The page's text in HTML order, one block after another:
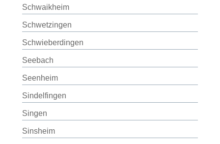
Schwaikheim
Schwetzingen
Schwieberdingen
Seebach
Seenheim
Sindelfingen
Singen
Sinsheim